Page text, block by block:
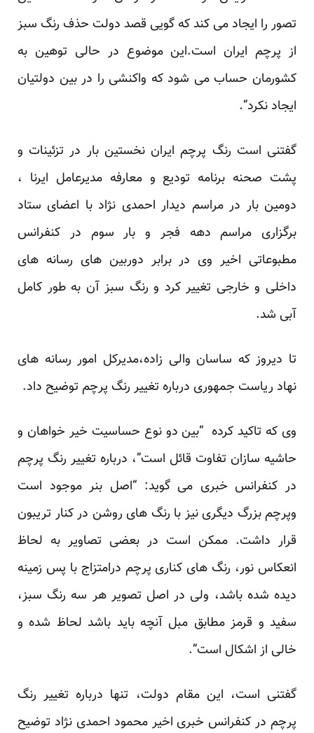
تصور را ایجاد می کند که گویی قصد دولت حذف رنگ سبز
از پرچم ایران است.این موضوع در حالی توهین به
کشورمان حساب می شود که واکنشی را در بین دولتیان
ایجاد نکرد”.
گفتنی است رنگ پرچم ایران نخستین بار در تزئینات و
پشت صحنه برنامه تودیع و معارفه مدیرعامل ایرنا ،
دومین بار در مراسم دیدار احمدی نژاد با اعضای ستاد
برگزاری مراسم دهه فجر و بار سوم در کنفرانس
مطبوعاتی اخیر وی در برابر دوربین های رسانه های
داخلی و خارجی تغییر کرد و رنگ سبز آن به طور کامل
آبی شد.
تا دیروز که ساسان والی زاده،مدیرکل امور رسانه های
نهاد ریاست جمهوری درباره تغییر رنگ پرچم توضیح داد.
وی که تاکید کرده “بین دو نوع حساسیت خیر خواهان و
حاشیه سازان تفاوت قائل است”، درباره تغییر رنگ پرچم
در کنفرانس خبری می گوید: “اصل بنر موجود است
وپرچم بزرگ دیگری نیز با رنگ های روشن در کنار تریبون
قرار داشت. ‌ممکن است در بعضی تصاویر به لحاظ
انعکاس نور، رنگ های کناری پرچم درامتزاج با پس زمینه
دیده شده باشد،‌ ولی در اصل تصویر هر سه رنگ سبز،
سفید و قرمز مطابق مبل آنچه باید باشد لحاظ شده و
خالی از اشکال است”.
گفتنی است، این مقام دولت، تنها درباره تغییر رنگ
پرچم در کنفرانس خبری اخیر محمود احمدی نژاد توضیح